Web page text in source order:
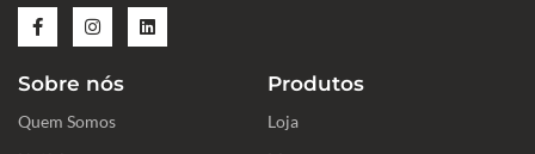
F
a
c
b
o
I
n
s
a
r
L
i
n
Sobre nós
Quem Somos
Produtos
Loja